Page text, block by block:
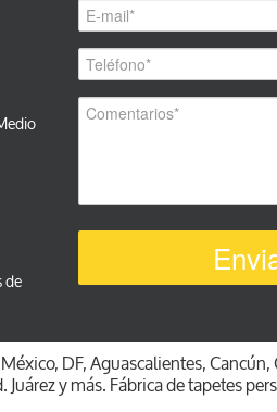
de
DF, Aguascalientes, Cancún,
y más. Fábrica de tapetes